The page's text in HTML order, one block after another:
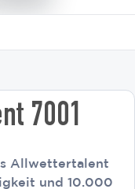
7001
Allwettertalent
und 10.000